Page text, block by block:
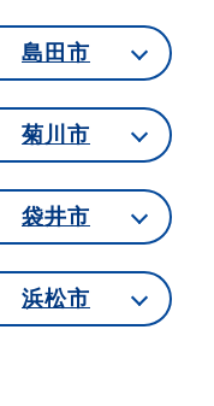
島田市
菊川市
袋井市
浜松市